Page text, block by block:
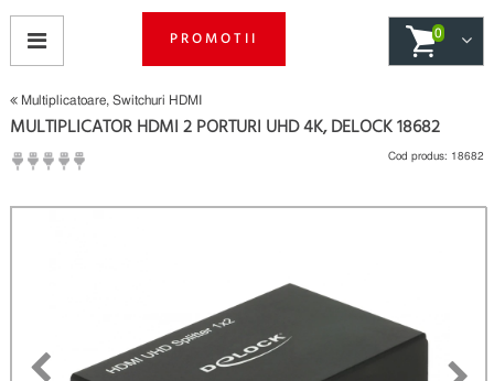
PROMOTII 0
Multiplicatoare, Switchuri HDMI
MULTIPLICATOR HDMI 2 PORTURI UHD 4K, DELOCK 18682
Fii primul care scrie un review
Cod produs: 18682